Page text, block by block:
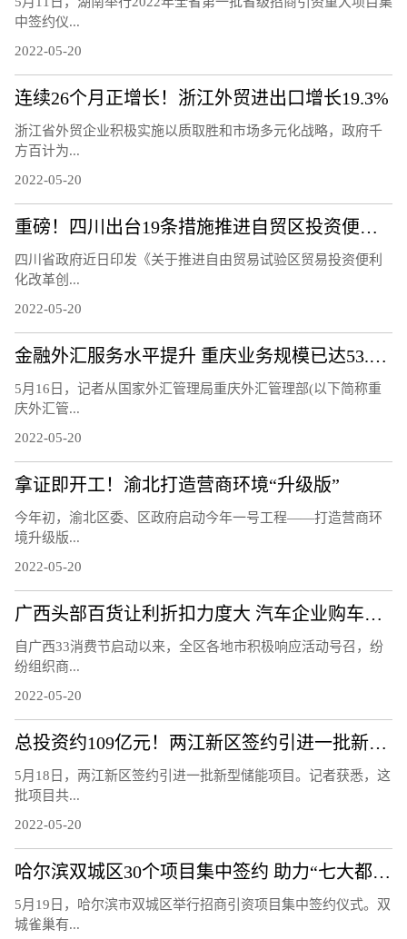
中签约仪...
2022-05-20
连续26个月正增长！浙江外贸进出口增长19.3%
浙江省外贸企业积极实施以质取胜和市场多元化战略，政府千
方百计为...
2022-05-20
重磅！四川出台19条措施推进自贸区投资便利化改革
四川省政府近日印发《关于推进自由贸易试验区贸易投资便利
化改革创...
2022-05-20
金融外汇服务水平提升 重庆业务规模已达53.6亿美元
5月16日，记者从国家外汇管理局重庆外汇管理部(以下简称重
庆外汇管...
2022-05-20
拿证即开工！渝北打造营商环境“升级版”
今年初，渝北区委、区政府启动今年一号工程——打造营商环
境升级版...
2022-05-20
广西头部百货让利折扣力度大 汽车企业购车补贴优惠多
自广西33消费节启动以来，全区各地市积极响应活动号召，纷
纷组织商...
2022-05-20
总投资约109亿元！两江新区签约引进一批新型储能项目
5月18日，两江新区签约引进一批新型储能项目。记者获悉，这
批项目共...
2022-05-20
哈尔滨双城区30个项目集中签约 助力“七大都市”建设
5月19日，哈尔滨市双城区举行招商引资项目集中签约仪式。双
城雀巢有...